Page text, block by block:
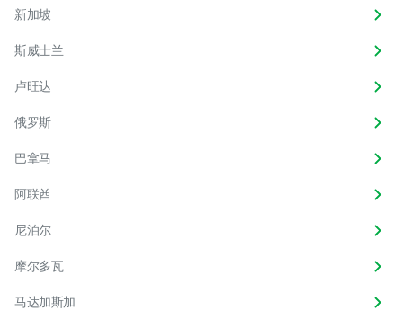
新加坡
斯威士兰
卢旺达
俄罗斯
巴拿马
阿联酋
尼泊尔
摩尔多瓦
马达加斯加